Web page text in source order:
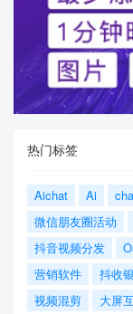
热门标签
Aichat Ai
微信朋友圈活动
抖音视频分发
营销软件
抖收银
视频混剪
大屏